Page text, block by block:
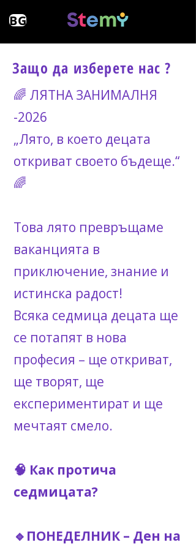
BG
Защо да изберете нас ?
🌈 ЛЯТНА ЗАНИМАЛНЯ
-2026
„Лято, в което децата
откриват своето бъдеще.“
🌈
Това лято превръщаме
ваканцията в
приключение, знание и
истинска радост!
Всяка седмица децата ще
се потапят в нова
професия – ще откриват,
ще творят, ще
експериментират и ще
мечтаят смело.
🧠 Как протича
седмицата?
🔹ПОНЕДЕЛНИК – Ден на